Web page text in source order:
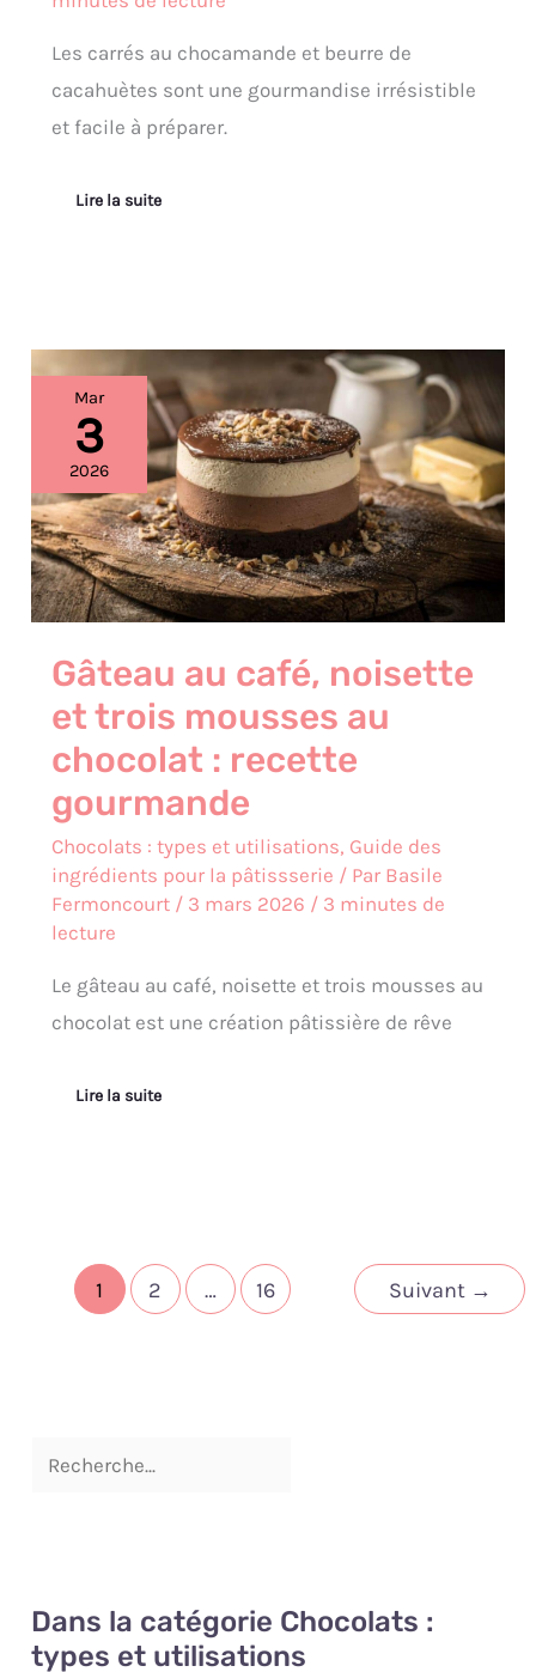
Les carrés au chocamande et beurre de
cacahuètes sont une gourmandise irrésistible
et facile à préparer.
Lire la suite
Mar
3
2026
Gâteau au café, noisette
et trois mousses au
chocolat : recette
gourmande
Chocolats : types et utilisations, Guide des
ingrédients pour la pâtissserie / Par Basile
Fermoncourt / 3 mars 2026 / 3 minutes de
lecture
Le gâteau au café, noisette et trois mousses au
chocolat est une création pâtissière de rêve
au
café,
noisette
et
trois
mousses
au
chocolat
:
recette
Lire la suite
1 2 … 16 Suivant →
Dans la catégorie Chocolats :
types et utilisations